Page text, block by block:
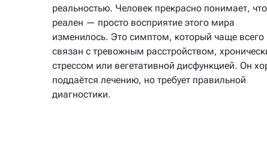
реальностью. Человек прекрасно понимает,
реален — просто восприятие этого мира
изменилось. Это симптом, который чаще всего
связан с тревожным расстройством,
стрессом или вегетативной дисфункцией. Он
поддаётся лечению, но требует правильной
диагностики.